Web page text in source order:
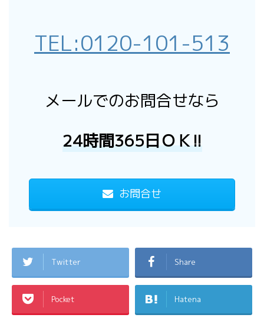
TEL:0120-101-513
メールでのお問合せなら
24時間365日ＯＫ!!
お問合せ
Twitter Share
Pocket Hatena